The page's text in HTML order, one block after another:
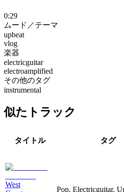
0:29
ムード／テーマ
upbeat
vlog
楽器
electricguitar
electroamplified
その他のタグ
instrumental
似たトラック
タイトル タグ
West
Pop, Electricguitar,